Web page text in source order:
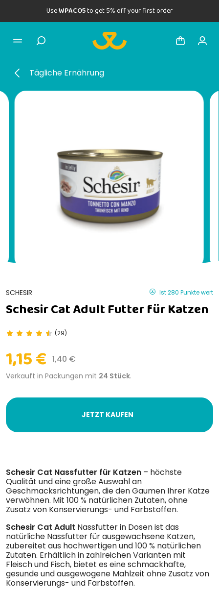
UseWPACO5to get 5% off your first order
Tägliche Ernährung
SCHESIR Ist 280 Punkte wert
Schesir Cat Adult Futter für Katzen
(29)
1,15 € 1,40 €
Verkauft in Packungen mit 24 Stück.
JETZT KAUFEN
Schesir Cat Nassfutter für Katzen – höchste
Qualität und eine große Auswahl an
Geschmacksrichtungen, die den Gaumen Ihrer Katze
verwöhnen. Mit 100 % natürlichen Zutaten, ohne
Zusatz von Konservierungs- und Farbstoffen.
Schesir Cat Adult Nassfutter in Dosen ist das
natürliche Nassfutter für ausgewachsene Katzen,
zubereitet aus hochwertigen und 100 % natürlichen
Zutaten. Erhältlich in zahlreichen Varianten mit
Fleisch und Fisch, bietet es eine schmackhafte,
gesunde und ausgewogene Mahlzeit ohne Zusatz von
Konservierungs- und Farbstoffen.